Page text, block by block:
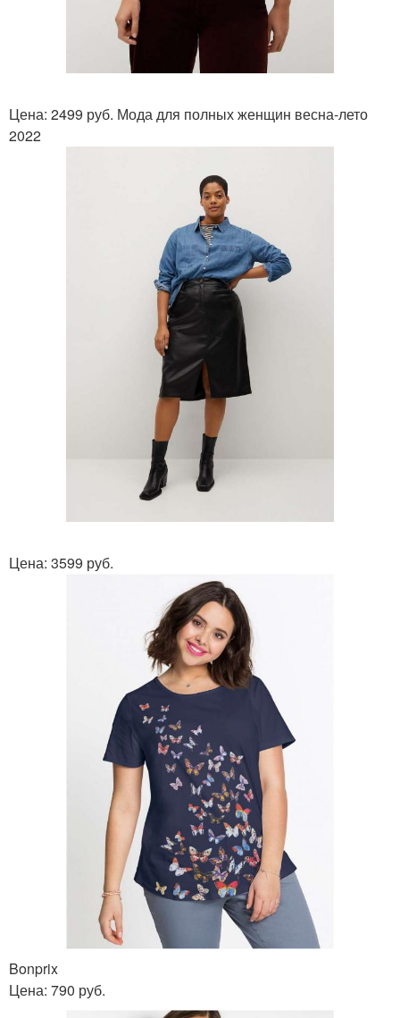
Цена: 2499 руб. Мода для полных женщин весна-лето
2022
Цена: 3599 руб.
Bonprix
Цена: 790 руб.